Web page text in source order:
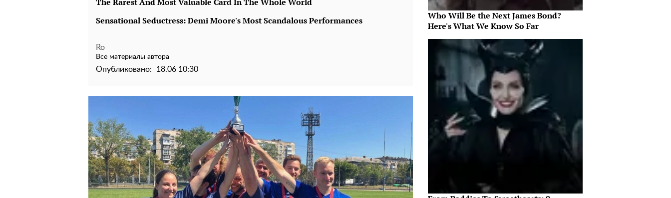
Ro
Все материалы автора
Опубликовано: 18.06 10:30
Who Will Be the Next James Bond?
Here's What We Know So Far